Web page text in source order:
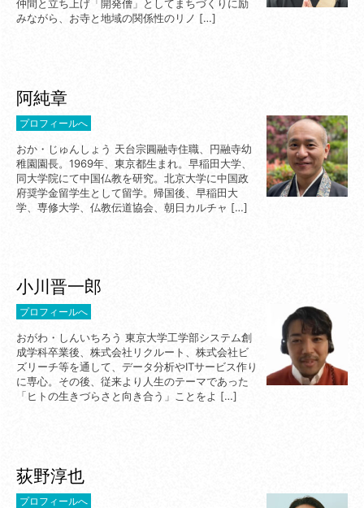
仲間と立ち上げ「開発僧」としてまちづくりに励
みながら、お寺と地域の関係性のリノ […]
阿純章
おか・じゅんしょう 天台宗圓融寺住職、円融寺幼
稚園園長。1969年、東京都生まれ。早稲田大学、
同大学院にて中国仏教を研究。北京大学に中国政
府奨学金留学生として留学。帰国後、早稲田大
学、専修大学、仏教伝道協会、朝日カルチャ […]
プロフィールへ
小川晋一郎
おがわ・しんいちろう 東京大学工学部システム創
成学科卒業後、株式会社リクルート、株式会社ビ
ズリーチ等を通して、データ分析やITサービス作り
に専心。その後、従来より人生のテーマであった
「ヒトの生きづらさと向き合う」ことをよ […]
プロフィールへ
荻野淳也
プロフィールへ